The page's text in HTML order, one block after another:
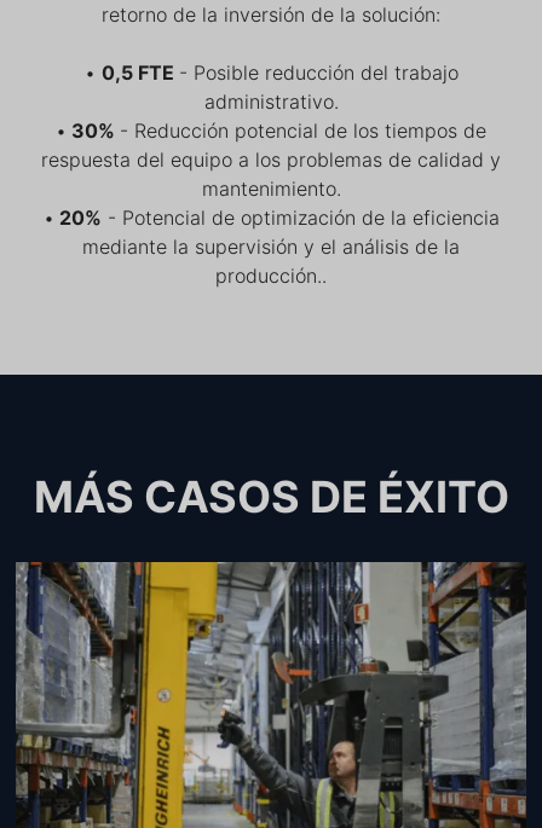
retorno de la inversión de la solución:
• 0,5 FTE - Posible reducción del trabajo
administrativo.
• 30% - Reducción potencial de los tiempos de
respuesta del equipo a los problemas de calidad y
mantenimiento.
• 20% - Potencial de optimización de la eficiencia
mediante la supervisión y el análisis de la
producción..
MÁS CASOS DE ÉXITO